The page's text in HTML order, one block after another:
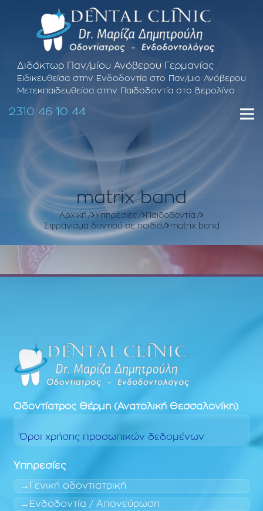
Διδάκτωρ Παν/μίου Ανόβερου Γερμανίας
Ειδικευθείσα στην Ενδοδοντία στο Παν/μιο Ανόβερου
Μετεκπαιδευθείσα στην Παιδοδοντία στο Βερολίνο
2310 46 10 44
matrix band
Αρχική Υπηρεσίες
Παιδοδοντία
Σφράγισμα δοντιού σε παιδιά
matrix band
Οδοντίατρος Θέρμη (Ανατολική Θεσσαλονίκη)
Όροι χρήσης προσωπικών δεδομένων
Υπηρεσίες
Γενική οδοντιατρική
Ενδοδοντία / Απονεύρωση